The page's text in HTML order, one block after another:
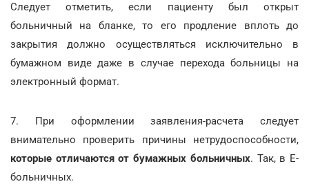
Следует отметить, если пациенту был открыт
больничный на бланке, то его продление вплоть до
закрытия должно осуществляться исключительно в
бумажном виде даже в случае перехода больницы на
электронный формат.
7. При оформлении заявления-расчета следует
внимательно проверить причины нетрудоспособности,
которые отличаются от бумажных больничных. Так, в Е-
больничных.